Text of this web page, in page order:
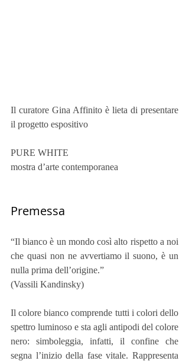
Il curatore Gina Affinito è lieta di presentare
il progetto espositivo
PURE WHITE
mostra d’arte contemporanea
Premessa
“Il bianco è un mondo così alto rispetto a noi
che quasi non ne avvertiamo il suono, è un
nulla prima dell’origine.”
(Vassili Kandinsky)
Il colore bianco comprende tutti i colori dello
spettro luminoso e sta agli antipodi del colore
nero: simboleggia, infatti, il confine che
segna l’inizio della fase vitale. Rappresenta